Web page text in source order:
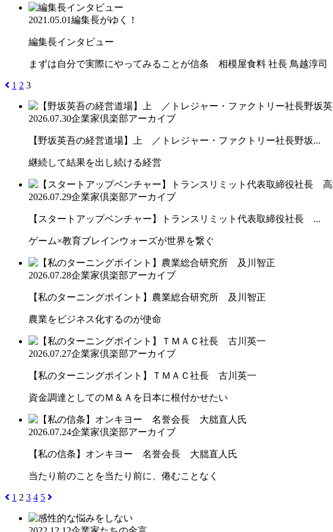
2021.05.01編集長がゆく！
編集長インタビュー
まずは自分で実際にやってみることが信条 相模屋食料 社長 鳥越淳司
1 2 3
2026.07.30企業家倶楽部アーカイブ
【野坂英吾の経営道場】上 ／トレジャー・ファクトリー社長野坂...
継続して結果を出し続ける経営
2026.07.29企業家倶楽部アーカイブ
【スタートアップベンチャー】トランスリミット代表取締役社長 ...
ゲーム×教育ブレインウォーズが世界を繋ぐ
2026.07.28企業家倶楽部アーカイブ
【私のターニングポイント】農業総合研究所 及川智正
農業をビジネス化するのが使命
2026.07.27企業家倶楽部アーカイブ
【私のターニングポイント】ＴＭＡＣ社長 古川英一
資金調達としてのＭ＆Ａを日本に根付かせたい
2026.07.24企業家倶楽部アーカイブ
【私の信条】オンキヨー 名誉会長 大朏直人氏
当たり前のことを当たり前に、倦むことなく
1 2 3 4 5